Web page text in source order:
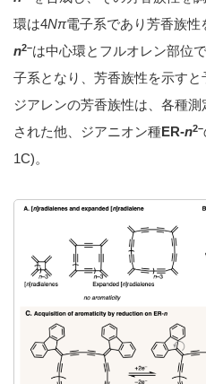
環は4Nπ電子系であり芳香族
n2–は中心環とフルオレン部位
子系となり、芳香族性を示す
ジアレンの芳香族性は、各種
された他、ジアニオン種ER-n2–
1C)。